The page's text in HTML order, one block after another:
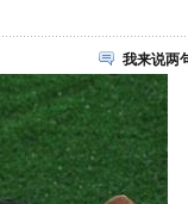
我来说两